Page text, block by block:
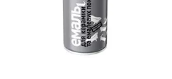
• Стабільність кольору від партії до
• Відповідність кольорів
• Високий ступінь глянцю — 95%.
• Максимальний коефіцієнт адгезії